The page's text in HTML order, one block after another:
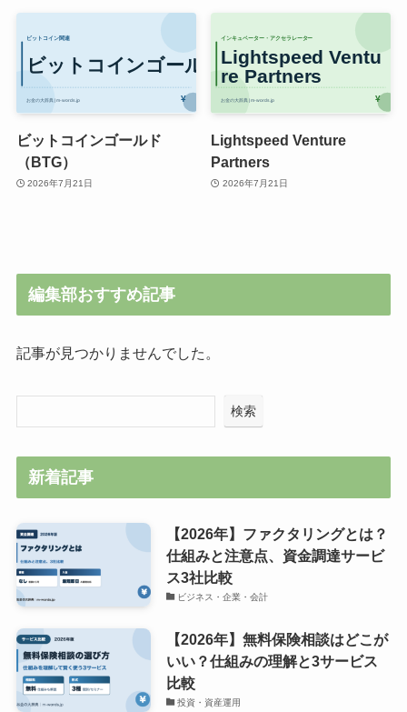
ビットコインゴールド
（BTG）
2026年7月21日
Lightspeed Venture
Partners
2026年7月21日
編集部おすすめ記事
記事が見つかりませんでした。
検索
新着記事
【2026年】ファクタリングとは？
仕組みと注意点、資金調達サービ
ス3社比較
ビジネス・企業・会計
【2026年】無料保険相談はどこが
いい？仕組みの理解と3サービス
比較
投資・資産運用